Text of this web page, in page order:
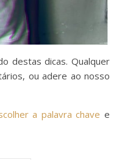
destas dicas. Qualquer
ou adere ao nosso
a palavra chave e